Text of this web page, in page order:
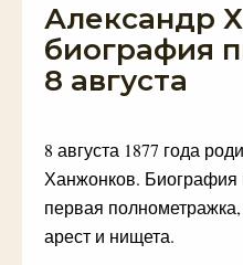
Александр
биография
8 августа
8 августа 1877 года
Ханжонков. Биография
первая
арест и нищета.